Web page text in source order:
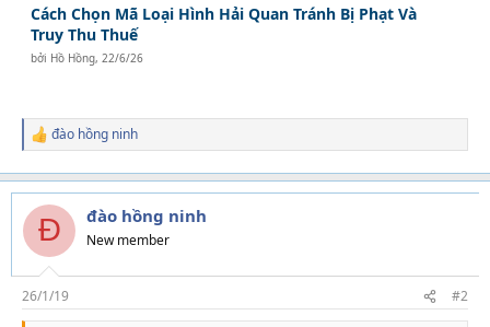
Cách Chọn Mã Loại Hình Hải Quan Tránh Bị Phạt Và
Truy Thu Thuế
bởi Hồ Hồng, 22/6/26
R
a
c
t
o
s
:
đào hồng ninh
Đ đào hồng ninh
New member
26/1/19 #2